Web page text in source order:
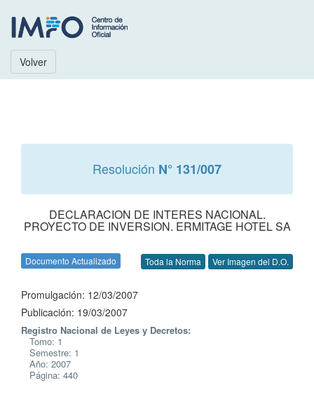
Volver
Resolución N° 131/007
DECLARACION DE INTERES NACIONAL.
PROYECTO DE INVERSION. ERMITAGE HOTEL SA
Documento Actualizado Toda la Norma Ver Imagen del D.O.
Promulgación: 12/03/2007
Publicación: 19/03/2007
Registro Nacional de Leyes y Decretos:
Tomo: 1
Semestre: 1
Año: 2007
Página: 440